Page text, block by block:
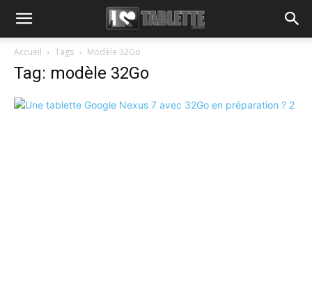
Accueil Tags Modèle 32Go
Tag: modèle 32Go